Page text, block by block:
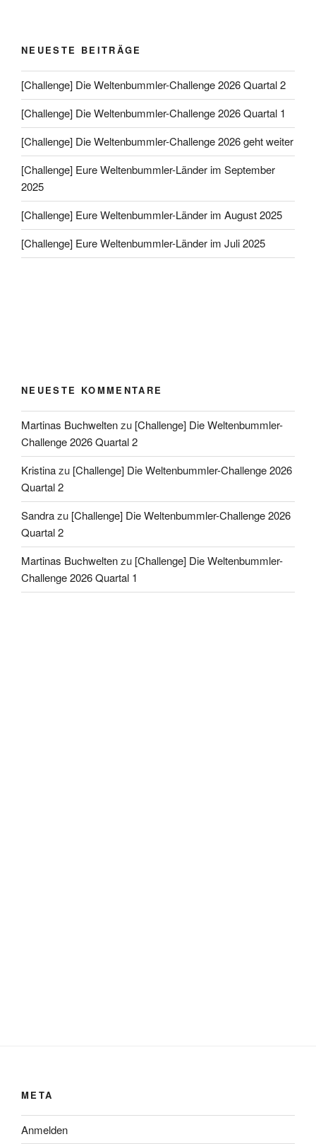
NEUESTE BEITRÄGE
[Challenge] Die Weltenbummler-Challenge 2026 Quartal 2
[Challenge] Die Weltenbummler-Challenge 2026 Quartal 1
[Challenge] Die Weltenbummler-Challenge 2026 geht weiter
[Challenge] Eure Weltenbummler-Länder im September
2025
[Challenge] Eure Weltenbummler-Länder im August 2025
[Challenge] Eure Weltenbummler-Länder im Juli 2025
NEUESTE KOMMENTARE
Martinas Buchweltenzu [Challenge] Die Weltenbummler-
Challenge 2026 Quartal 2
Kristinazu [Challenge] Die Weltenbummler-Challenge 2026
Quartal 2
Sandrazu [Challenge] Die Weltenbummler-Challenge 2026
Quartal 2
Martinas Buchweltenzu [Challenge] Die Weltenbummler-
Challenge 2026 Quartal 1
META
Anmelden